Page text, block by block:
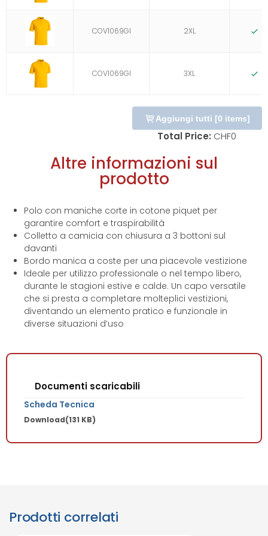
COV1069GI 2XL
COV1069GI 3XL
Aggiungi tutti [0 items]
Total Price: CHF0
Altre informazioni sul
prodotto
Polo con maniche corte in cotone piquet per
garantire comfort e traspirabilità
Colletto a camicia con chiusura a 3 bottoni sul
davanti
Bordo manica a coste per una piacevole vestizione
Ideale per utilizzo professionale o nel tempo libero,
durante le stagioni estive e calde. Un capo versatile
che si presta a completare molteplici vestizioni,
diventando un elemento pratico e funzionale in
diverse situazioni d’uso
Documenti scaricabili
Scheda Tecnica
Download(131 KB)
Prodotti correlati